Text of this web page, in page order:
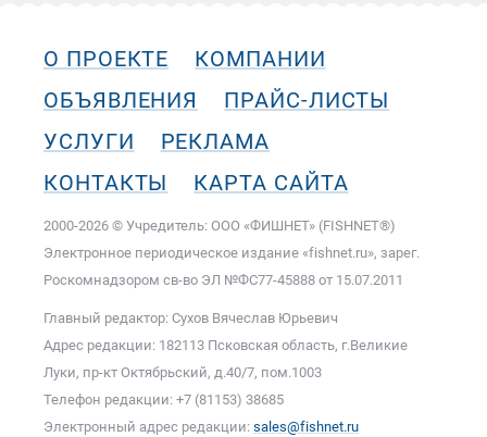
О ПРОЕКТЕ
КОМПАНИИ
ОБЪЯВЛЕНИЯ
ПРАЙС-ЛИСТЫ
УСЛУГИ
РЕКЛАМА
КОНТАКТЫ
КАРТА САЙТА
2000-2026 © Учредитель: ООО «ФИШНЕТ» (FISHNET®)
Электронное периодическое издание «fishnet.ru», зарег.
Роскомнадзором cв-во ЭЛ №ФС77-45888 от 15.07.2011
Главный редактор: Сухов Вячеслав Юрьевич
Адрес редакции: 182113 Псковская область, г.Великие
Луки, пр-кт Октябрьский, д.40/7, пом.1003
Телефон редакции: +7 (81153) 38685
Электронный адрес редакции: sales@fishnet.ru